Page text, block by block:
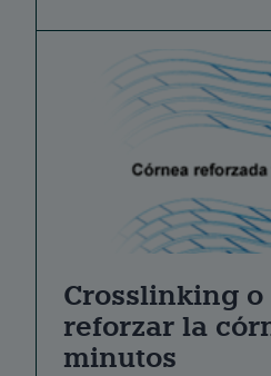
Crosslinking o
reforzar la
minutos